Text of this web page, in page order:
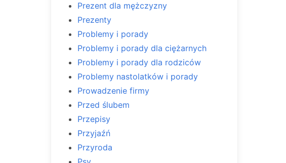
Prezent dla mężczyzny
Prezenty
Problemy i porady
Problemy i porady dla ciężarnych
Problemy i porady dla rodziców
Problemy nastolatków i porady
Prowadzenie firmy
Przed ślubem
Przepisy
Przyjaźń
Przyroda